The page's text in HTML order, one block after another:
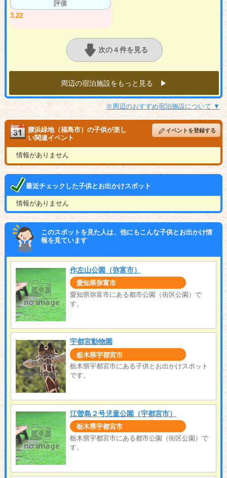
評価
3.22
次の４件を見る
周辺の宿泊施設をもっと見る ▶︎
※周辺のおすすめ宿泊施設について ▼
腰浜緑地（福島市）の子供が楽し
い関連イベント
イベントを登録する
情報がありません
最近チェックした子供とお出かけスポット
情報がありません
このスポットを見た人は、他にもこんな子供とお出かけ情
報を見ています
作左山公園（弥富市）
愛知県弥富市
愛知県弥富市にある都市公園（街区公園）で
す。
宇都宮動物園
栃木県宇都宮市
栃木県宇都宮市にある子供とお出かけスポット
です。
江曽島２号児童公園（宇都宮市）
栃木県宇都宮市
栃木県宇都宮市にある都市公園（街区公園）で
す。